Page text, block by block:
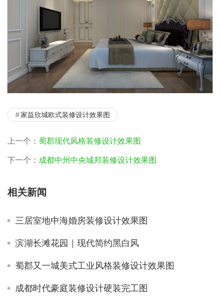
家益欣城欧式装修设计效果图
上一个： 蜀郡现代风格装修设计效果图
下一个： 成都中州中央城邦装修设计效果图
相关新闻
三居室地中海婚房装修设计效果图
滨湖长滩花园｜现代简约黑白风
蜀郡又一城美式工业风格装修设计效果图
成都时代豪庭装修设计硬装完工图